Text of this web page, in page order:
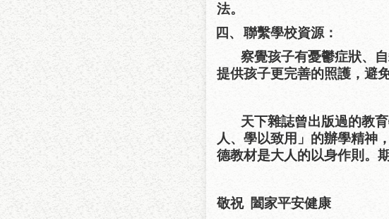
法。
四、 聯繫學校資源：
察覺孩子有憂鬱症狀、
提供孩子更完善的照護，避
天下雜誌曾出版過的教
人、學以致用」的辦學精神
德教材是大人的以身作則。
敬祝 闔家平安健康